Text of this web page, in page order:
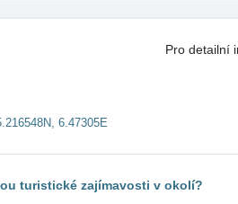
Pro detailní
6.47305E
turistické zajímavosti v okolí?